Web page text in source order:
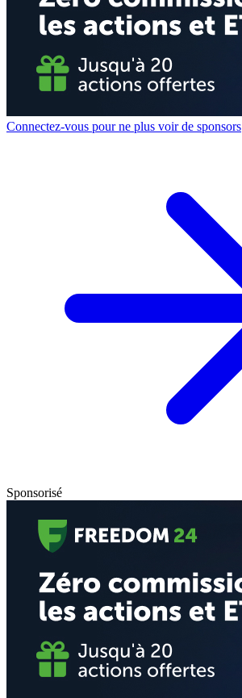
Connectez-vous pour ne plus voir de sponsors
Sponsorisé